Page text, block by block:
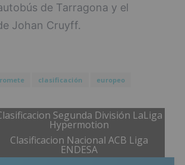
de Tarragona y el
Johan Cruyff.
clasificación europeo
Segunda División LaLiga
Hypermotion
Clasificacion Nacional ACB Liga
ENDESA